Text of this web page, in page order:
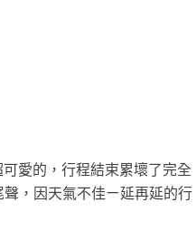
愛的，行程結束累壞了完全
，因天氣不佳ㄧ延再延的行